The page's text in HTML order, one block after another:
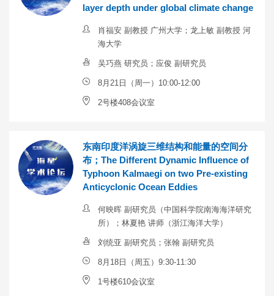
layer depth under global climate change
肖福安 副教授 广州大学；龙上敏 副教授 河
海大学
吴巧燕 研究员；应俊 副研究员
8月21日（周一）10:00-12:00
2号楼408会议室
东南印度洋涡旋三维结构和能量的空间分
布；The Different Dynamic Influence of
Typhoon Kalmaegi on two Pre-existing
Anticyclonic Ocean Eddies
何映晖 副研究员（中国科学院南海海洋研究
所）；林夏艳 讲师（浙江海洋大学）
刘统亚 副研究员；张翰 副研究员
8月18日（周五）9:30-11:30
1号楼610会议室